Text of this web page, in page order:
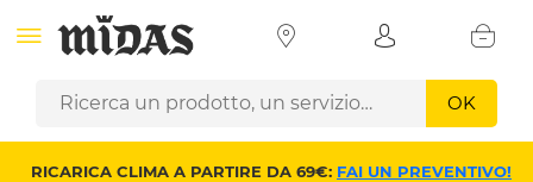
OK
RICARICA CLIMA A PARTIRE DA 69€: FAI UN PREVENTIVO!